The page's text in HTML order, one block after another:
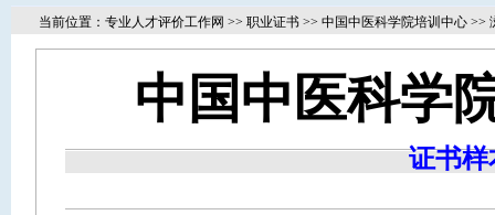
当前位置： 专业人才评价工作网 >> 职业证书 >> 中国中医科学院培训中心 >>
中国中医科学
证书样